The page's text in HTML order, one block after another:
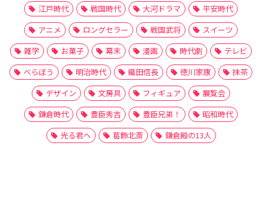
江戸時代 戦国時代 大河ドラマ
平安時代
アニメ
ロングセラー 戦国武将
スイーツ
雑学
お菓子 幕末 漫画 時代劇
テレビ
べらぼう
明治時代 織田信長 徳川家康
抹茶
デザイン
文房具 フィギュア
展覧会
鎌倉時代
豊臣秀吉 豊臣兄弟！
昭和時代
光る君へ
葛飾北斎 鎌倉殿の13人